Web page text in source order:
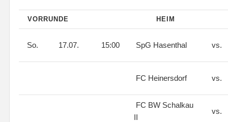
VORRUNDE HEIM
So. 17.07. 15:00 SpG Hasenthal vs.
FC Heinersdorf vs.
FC BW Schalkau
II
vs.